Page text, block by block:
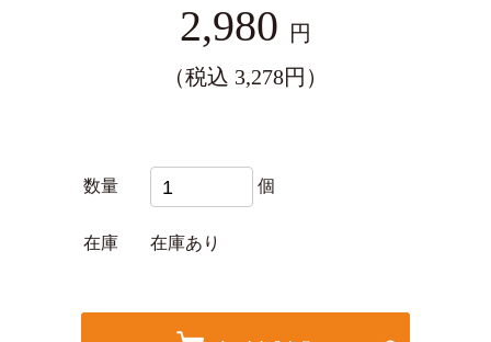
2,980
円
（税込 3,278円）
数量 個
在庫 在庫あり